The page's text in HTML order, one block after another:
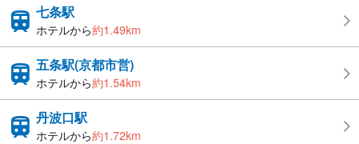
七条駅
ホテルから約1.49km
五条駅(京都市営)
ホテルから約1.54km
丹波口駅
ホテルから約1.72km